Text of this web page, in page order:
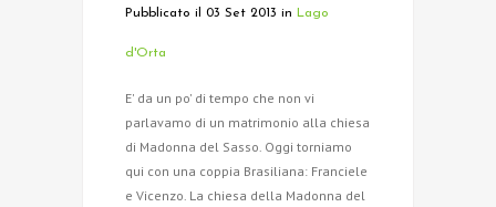
Pubblicato il 03 Set 2013 in Lago
d'Orta
E' da un po' di tempo che non vi
parlavamo di un matrimonio alla chiesa
di Madonna del Sasso. Oggi torniamo
qui con una coppia Brasiliana: Franciele
e Vicenzo. La chiesa della Madonna del